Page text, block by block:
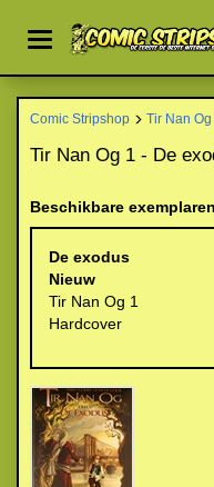
Comic Stripshop Tir Nan Og
Tir Nan Og 1 - De
Beschikbare
De exodus
Nieuw
Tir Nan Og 1
Hardcover